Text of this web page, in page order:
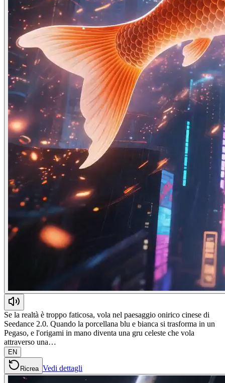
Se la realtà è troppo faticosa, vola nel paesaggio onirico cinese di
Seedance 2.0. Quando la porcellana blu e bianca si trasforma in un
Pegaso, e l'origami in mano diventa una gru celeste che vola
attraverso una…
EN
Ricrea Vedi dettagli